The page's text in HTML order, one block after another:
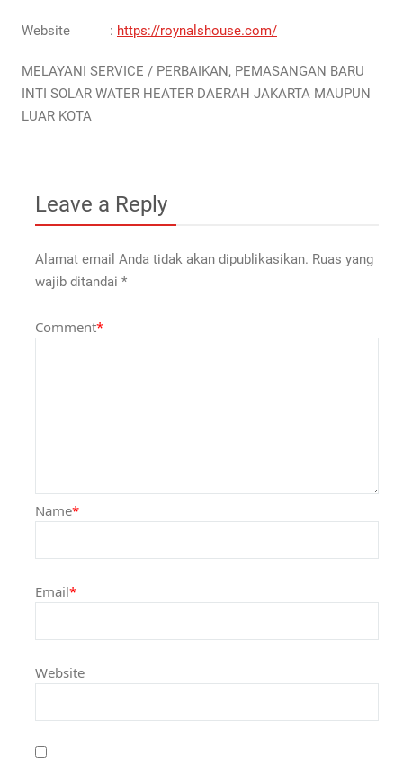
Website : https://roynalshouse.com/
MELAYANI SERVICE / PERBAIKAN, PEMASANGAN BARU
INTI SOLAR WATER HEATER DAERAH JAKARTA MAUPUN
LUAR KOTA
Leave a Reply
Alamat email Anda tidak akan dipublikasikan. Ruas yang
wajib ditandai *
Comment*
Name*
Email*
Website